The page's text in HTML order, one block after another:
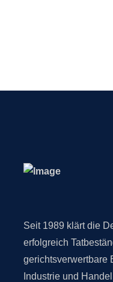
Seit 1989 klärt die
erfolgreich
gerichtsverwertbare
Industrie und